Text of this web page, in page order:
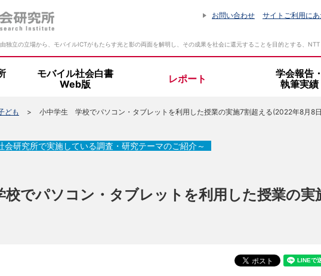
お問い合わせ サイトご利用に
独立の立場から、モバイルICTがもたらす光と影の両面を解明し、その成果を社会に還元することを目的とする、
所長挨拶
モバイル社会白書
Web版
レポート
学会報告
執筆実績
ども 小中学生 学校でパソコン・タブレットを利用した授業の実施7割超える(2022年8月8
でパソコン・タブレットを利用した授業の実
会研究所で実施している調査・研究テーマのご紹介～